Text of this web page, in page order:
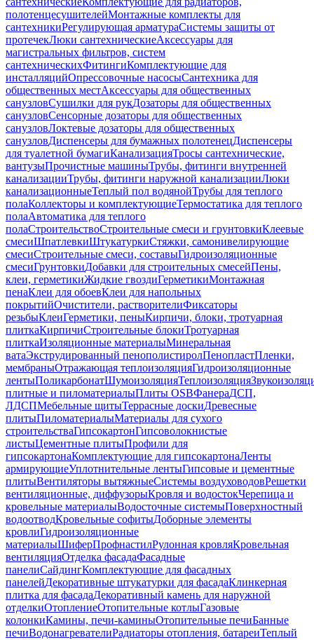
полотенцесушителейМонтажные комплекты для
сантехникиРегулирующая арматураСистемы защиты от
протечекЛюки сантехническиеАксессуары для
магистральных фильтров, систем
сантехническихФитингиКомплектующие для
инсталляцийОпрессовочные насосыСантехника для
общественных местАксессуары для общественных
санузловСушилки для рукДозаторы для общественных
санузловСенсорные дозаторы для общественных
санузловЛоктевые дозаторы для общественных
санузловДиспенсеры для бумажных полотенецДиспенсеры
для туалетной бумагиКанализацияТросы сантехнические,
вантузыПрочистные машиныТрубы, фитинги внутренней
канализацииТрубы, фитинги наружной канализацииЛюки
канализационныеТеплый пол водянойТрубы для теплого
полаКоллекторы и комплектующиеТермостатика для теплого
полаАвтоматика для теплого
полаСтроительствоСтроительные смеси и грунтовкиКлеевые
смесиШпатлевкиШтукатуркиСтяжки, самонивелирующие
смесиСтроительные смеси, составыГидроизоляционные
смесиГрунтовкиДобавки для строительных смесейПены,
клеи, герметикиЖидкие гвоздиГерметикиМонтажная
пенаКлеи для обоевКлеи для напольных
покрытийОчистители, растворителиФиксаторы
резьбыКлеиГерметики, пеныКирпичи, блоки, тротуарная
плиткаКирпичиСтроительные блокиТротуарная
плиткаИзоляционные материалыМинеральная
ватаЭкструдированный пенополистиролПенопластПленки,
мембраныОтражающая теплоизоляцияГидроизоляционные
лентыПоликарбонатШумоизоляцияТеплоизоляция
плитные и пиломатериалыПлиты OSBФанераДСП,
ЛДСПМебельные щитыТеррасные доскиДревесные
плитыПиломатериалыМатериалы для сухого
строительстваГипсокартонГипсоволокнистые
листыЦементные плитыПрофили для
гипсокартонаКомплектующие для гипсокартонаЛенты
армирующиеУплотнительные лентыГипсовые и цементные
плитыВентиляторы вытяжныеСистемы воздуховодовРешетки
вентиляционные, диффузорыКровля и водостокЧерепица и
кровельные материалыВодосточные системыПоверхностный
водоотводКровельные софитыДоборные элементы
кровлиГидроизоляционные
материалыШиферПрофнастилРулонная кровляКровельная
вентиляцияОтделка фасадаФасадные
панелиСайдингКомплектующие для фасадных
панелейДекоративные штукатурки для фасадаКлинкерная
плитка для фасадаДекоративный камень для наружной
отделкиОтоплениеОтопительные котлыГазовые
колонкиКамины, печи-каминыОтопительные печиБанные
печиВодонагревателиРадиаторы отопления, батареиТеплый